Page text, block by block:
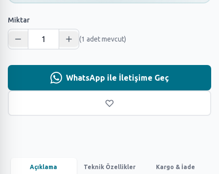
Miktar
(1 adet mevcut)
WhatsApp ile İletişime Geç
Açıklama Teknik Özellikler Kargo & İade